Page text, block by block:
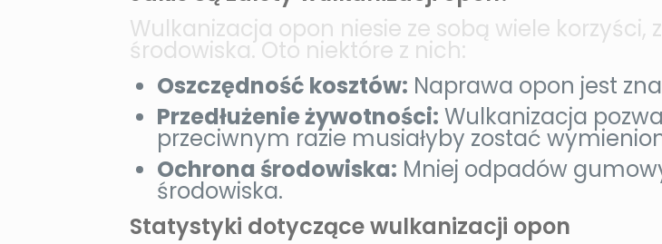
Wulkanizacja opon niesie ze sobą wiele korzyści,
środowiska. Oto niektóre z nich:
Oszczędność kosztów: Naprawa opon jest
Przedłużenie żywotności: Wulkanizacja
przeciwnym razie musiałyby zostać
Ochrona środowiska: Mniej odpadów
środowiska.
Statystyki dotyczące wulkanizacji opon